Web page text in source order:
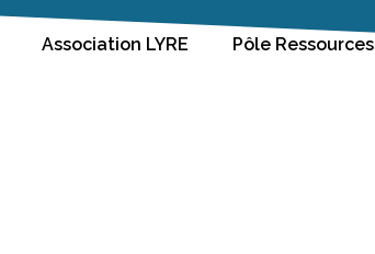
Association LYRE Pôle Ressources